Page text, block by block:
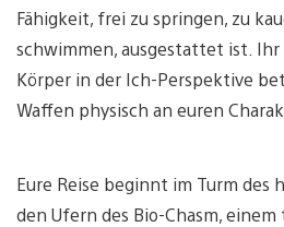
Fähigkeit, frei zu springen, zu
schwimmen, ausgestattet ist.
Körper in der Ich-Perspektive
Waffen physisch an euren
Eure Reise beginnt im Turm des
den Ufern des Bio-Chasm,